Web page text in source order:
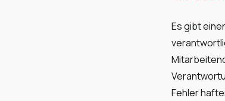
Es gibt
Fehler